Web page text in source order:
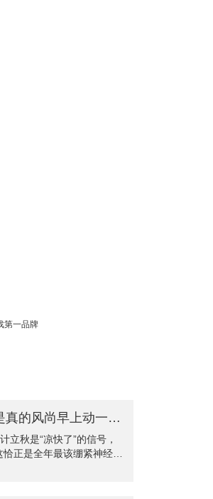
第一品牌
j9九游会若是真的风尚早上动一动-九游会J9·(china)官方网站-真人游戏第一品牌
立秋是“凉快了”的信号，
正是全年最该绷紧神经的